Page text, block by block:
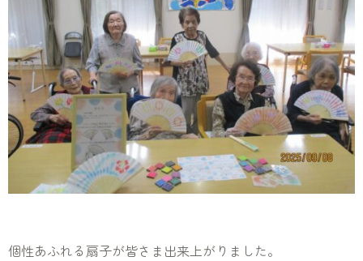
個性あふれる扇子が皆さま出来上がりました。